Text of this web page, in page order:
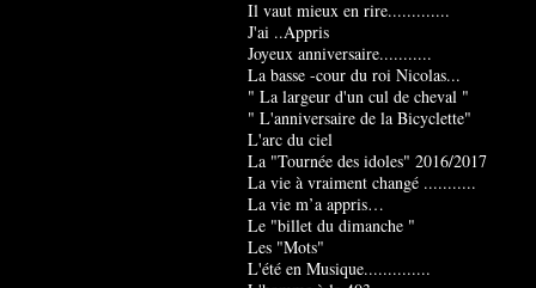
Il vaut mieux en rire.............
J'ai ..Appris
Joyeux anniversaire...........
La basse -cour du roi Nicolas...
" La largeur d'un cul de cheval "
" L'anniversaire de la Bicyclette"
L'arc du ciel
La "Tournée des idoles" 2016/2017
La vie à vraiment changé ...........
La vie m’a appris…
Le "billet du dimanche "
Les "Mots"
L'été en Musique..............